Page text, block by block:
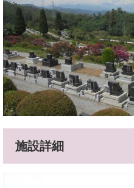
施設詳細